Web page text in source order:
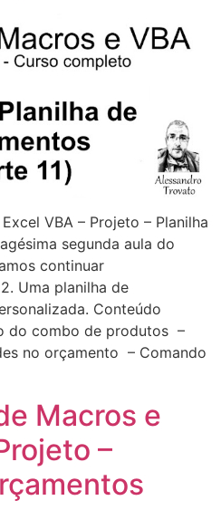
VBA – Projeto – Planilha
segunda aula do
continuar
Uma planilha de
Conteúdo
do combo de produtos –
no orçamento – Comando
Macros e
–